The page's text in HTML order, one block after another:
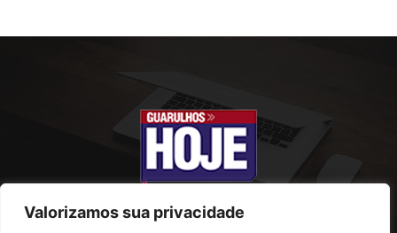
Valorizamos sua privacidade